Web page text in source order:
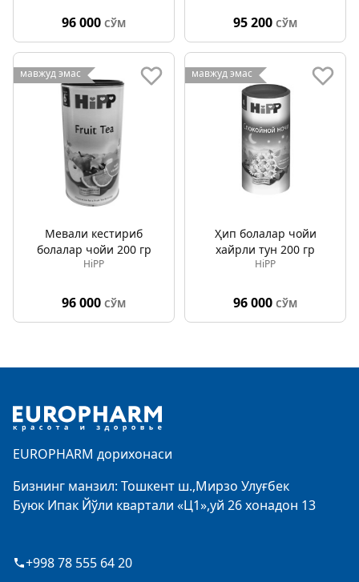
96 000 СЎМ 95 200 СЎМ
мавжуд эмас
Мевали кестириб
болалар чойи 200 гр
HiPP
96 000 СЎМ
мавжуд эмас
Ҳип болалар чойи
хайрли тун 200 гр
HiPP
96 000 СЎМ
EUROPHARM дорихонаси
Бизнинг манзил: Тошкент ш.,Мирзо Улуғбек
Буюк Ипак Йўли квартали «Ц1»,уй 26 хонадон 13
+998 78 555 64 20